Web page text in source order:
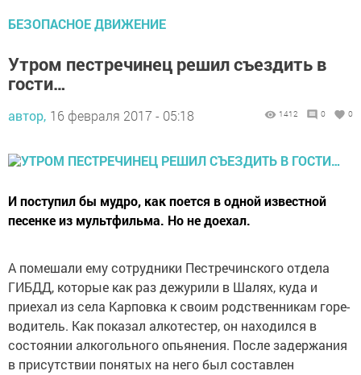
БЕЗОПАСНОЕ ДВИЖЕНИЕ
Утром пестречинец решил съездить в
гости…
автор, 16 февраля 2017 - 05:18 1412 0 0
И поступил бы мудро, как поется в одной известной
песенке из мультфильма. Но не доехал.
А помешали ему сотрудники Пестречинского отдела
ГИБДД, которые как раз дежурили в Шалях, куда и
приехал из села Карповка к своим родственникам горе-
водитель. Как показал алкотестер, он находился в
состоянии алкогольного опьянения. После задержания
в присутствии понятых на него был составлен